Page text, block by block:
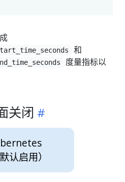
和
度量指标以
关闭
默认启用）